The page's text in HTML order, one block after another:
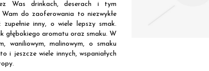
Was drinkach, deserach i tym
do zaoferowania to niezwykłe
inny, o wiele lepszy smak.
głębokiego aromatu oraz smaku. W
waniliowym, malinowym, o smaku
i jeszcze wiele innych, wspaniałych